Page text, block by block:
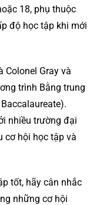
18, phụ thuộc
độ học tập khi mới
Colonel Gray và
trình Bằng trung
nhiều trường đại
cơ hội học tập và
tốt, hãy cân nhắc
những cơ hội